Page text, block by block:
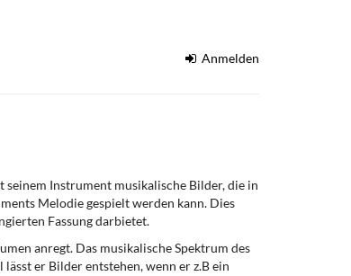
Anmelden
Instrument musikalische Bilder, die in
Melodie gespielt werden kann. Dies
Fassung darbietet.
anregt. Das musikalische Spektrum des
er Bilder entstehen, wenn er z.B ein